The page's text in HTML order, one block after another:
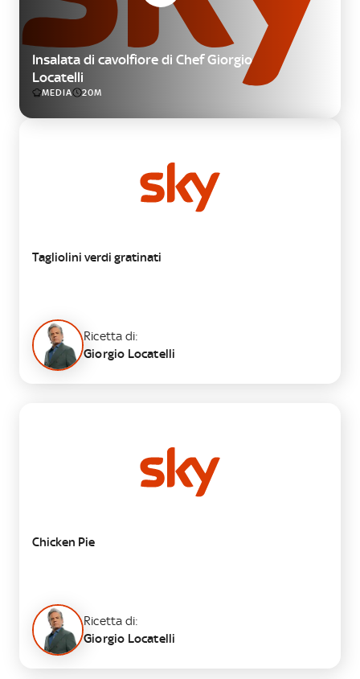
Insalata di cavolfiore di Chef Giorgio
Locatelli
MEDIA 20M
Tagliolini verdi gratinati
Ricetta di:
Giorgio Locatelli
Chicken Pie
Ricetta di:
Giorgio Locatelli